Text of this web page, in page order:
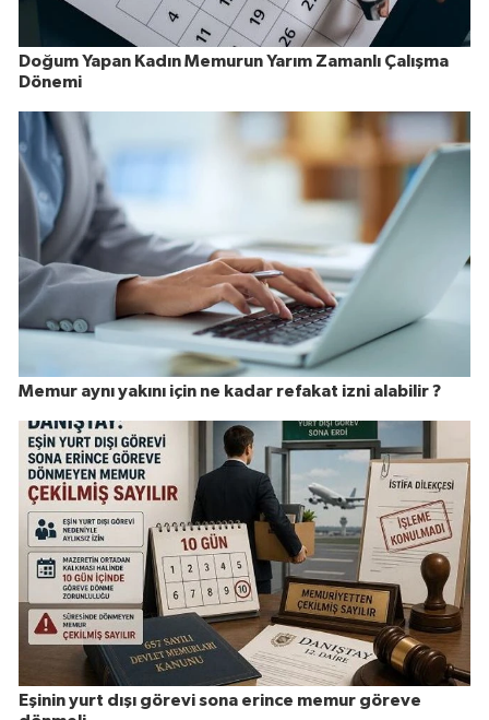
Doğum Yapan Kadın Memurun Yarım Zamanlı Çalışma
Dönemi
Memur aynı yakını için ne kadar refakat izni alabilir ?
Eşinin yurt dışı görevi sona erince memur göreve